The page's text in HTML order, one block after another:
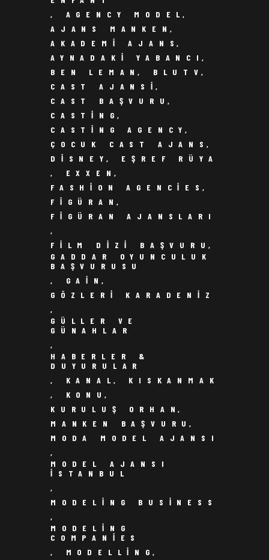
, AGENCY MODEL,
AJANS MANKEN,
AKADEMI AJANS,
AYNADAKI YABANCI,
BEN LEMAN, BLUTV,
CAST AJANSI,
CAST BAŞVURU,
CASTING,
CASTING AGENCY,
ÇOCUK CAST AJANS,
DISNEY, EŞREF RÜYA
, EXXEN,
FASHION AGENCIES,
FIGÜRAN,
FIGÜRAN AJANSLARI
,
FILM DIZI BAŞVURU,
GADDAR OYUNCULUK
BAŞVURUSU
, GAIN,
GÖZLERI KARADENIZ
,
GÜLLER VE
GÜNAHLAR
,
HABERLER &
DUYURULAR
, KANAL, KISKANMAK
, KONU,
KURULUŞ ORHAN,
MANKEN BAŞVURU,
MODA MODEL AJANSI
,
MODEL AJANSI
ISTANBUL
,
MODELING BUSINESS
,
MODELING
COMPANIES
, MODELLING,